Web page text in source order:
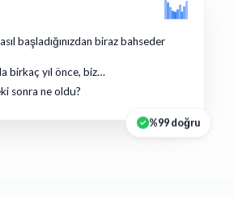
başladığınızdan biraz bahseder
birkaç yıl önce, biz…
sonra ne oldu?
%99 doğru